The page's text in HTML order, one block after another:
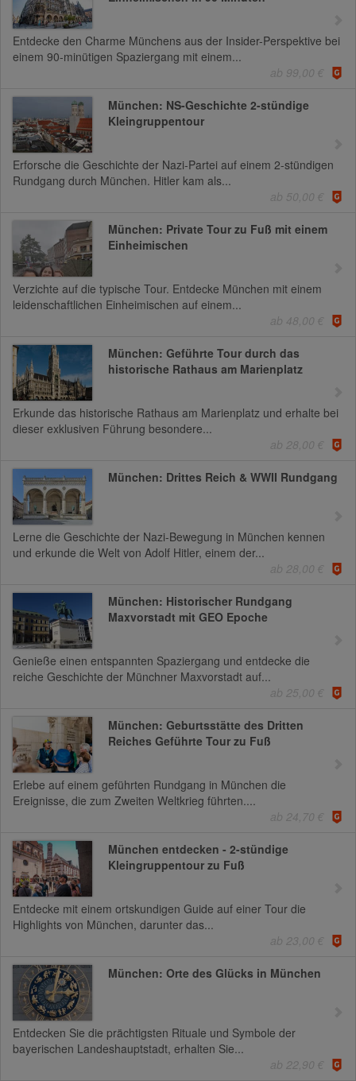
Entdecke den Charme Münchens aus der Insider-Perspektive bei
einem 90-minütigen Spaziergang mit einem...
ab 99,00 €
München: NS-Geschichte 2-stündige
Kleingruppentour
Erforsche die Geschichte der Nazi-Partei auf einem 2-stündigen
Rundgang durch München. Hitler kam als...
ab 50,00 €
München: Private Tour zu Fuß mit einem
Einheimischen
Verzichte auf die typische Tour. Entdecke München mit einem
leidenschaftlichen Einheimischen auf einem...
ab 48,00 €
München: Geführte Tour durch das
historische Rathaus am Marienplatz
Erkunde das historische Rathaus am Marienplatz und erhalte bei
dieser exklusiven Führung besondere...
ab 28,00 €
München: Drittes Reich & WWII Rundgang
Lerne die Geschichte der Nazi-Bewegung in München kennen
und erkunde die Welt von Adolf Hitler, einem der...
ab 28,00 €
München: Historischer Rundgang
Maxvorstadt mit GEO Epoche
Genieße einen entspannten Spaziergang und entdecke die
reiche Geschichte der Münchner Maxvorstadt auf...
ab 25,00 €
München: Geburtsstätte des Dritten
Reiches Geführte Tour zu Fuß
Erlebe auf einem geführten Rundgang in München die
Ereignisse, die zum Zweiten Weltkrieg führten....
ab 24,70 €
München entdecken - 2-stündige
Kleingruppentour zu Fuß
Entdecke mit einem ortskundigen Guide auf einer Tour die
Highlights von München, darunter das...
ab 23,00 €
München: Orte des Glücks in München
Entdecken Sie die prächtigsten Rituale und Symbole der
bayerischen Landeshauptstadt, erhalten Sie...
ab 22,90 €